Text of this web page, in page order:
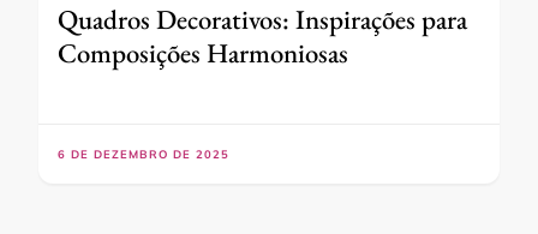
Quadros Decorativos: Inspirações para
Composições Harmoniosas
6 DE DEZEMBRO DE 2025